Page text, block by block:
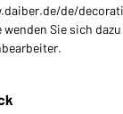
de/
wenden Sie sich